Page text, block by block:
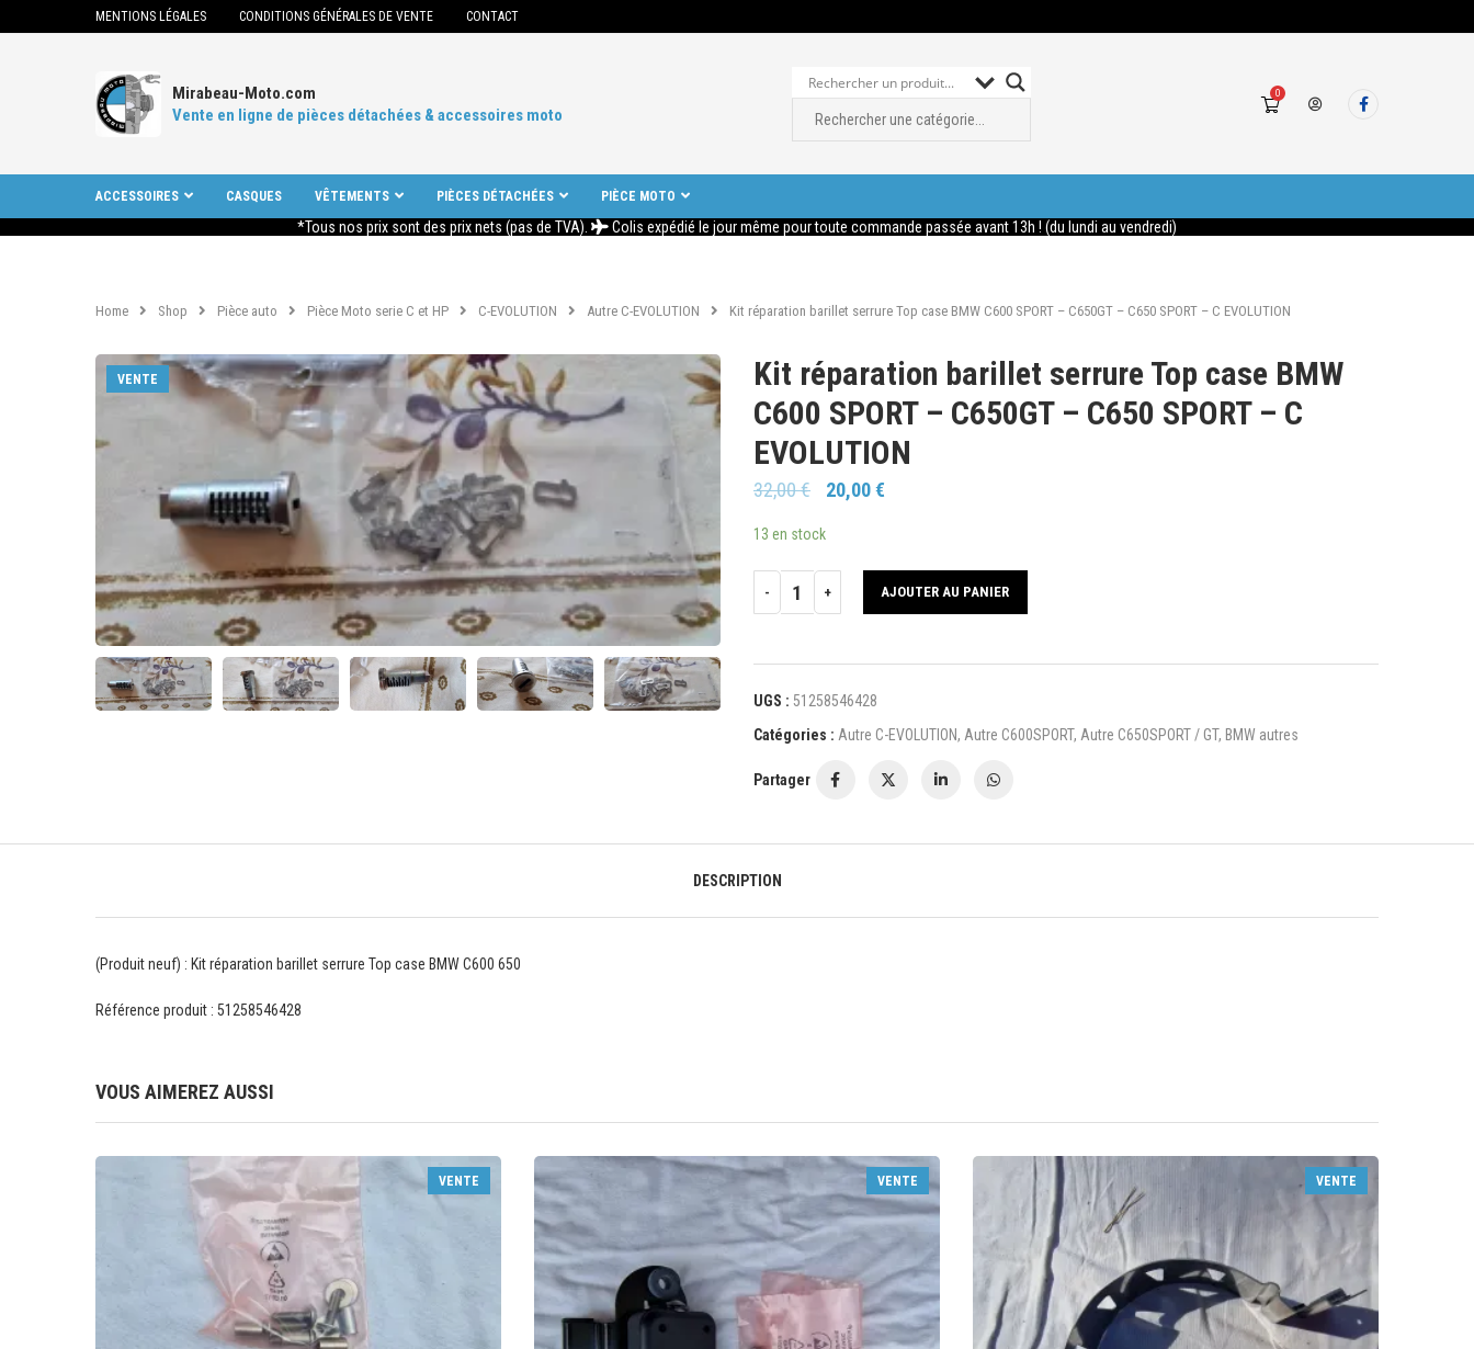
MENTIONS LÉGALES CONDITIONS GÉNÉRALES DE VENTE CONTACT
Mirabeau-Moto.com
Vente en ligne de pièces détachées & accessoires moto
0
ACCESSOIRES CASQUES VÊTEMENTS PIÈCES DÉTACHÉES PIÈCE MOTO
*Tous nos prix sont des prix nets (pas de TVA). Colis expédié le jour même pour toute commande passée avant 13h ! (du lundi au vendredi)
Home Shop Pièce auto Pièce Moto serie C et HP C-EVOLUTION Autre C-EVOLUTION Kit réparation barillet serrure Top case BMW C600 SPORT – C650GT – C650 SPORT – C EVOLUTION
VENTE
Kit réparation barillet serrure Top case BMW
C600 SPORT – C650GT – C650 SPORT – C
EVOLUTION
32,00€ 20,00€
13 en stock
AJOUTER AU PANIER
UGS : 51258546428
Catégories : Autre C-EVOLUTION, Autre C600SPORT, Autre C650SPORT / GT, BMW autres
Partager
DESCRIPTION
(Produit neuf) : Kit réparation barillet serrure Top case BMW C600 650
Référence produit : 51258546428
VOUS AIMEREZ AUSSI
VENTE VENTE VENTE